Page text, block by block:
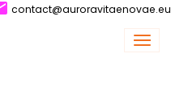
contact@auroravitaenovae.eu